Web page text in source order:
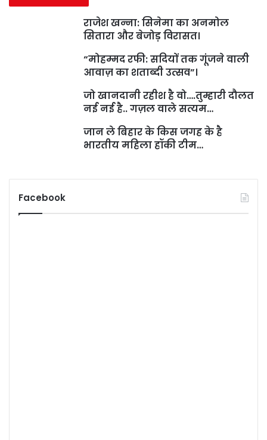
राजेश खन्ना: सिनेमा का अनमोल
सितारा और बेजोड़ विरासत।
“मोहम्मद रफी: सदियों तक गूंजने वाली
आवाज़ का शताब्दी उत्सव”।
जो खानदानी रहीश है वो….तुम्हारी दौलत
नई नई है.. गज़ल वाले सत्यम…
जान ले बिहार के किस जगह के है
भारतीय महिला हॉकी टीम…
Facebook